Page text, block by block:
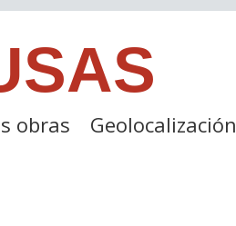
obras Geolocalización